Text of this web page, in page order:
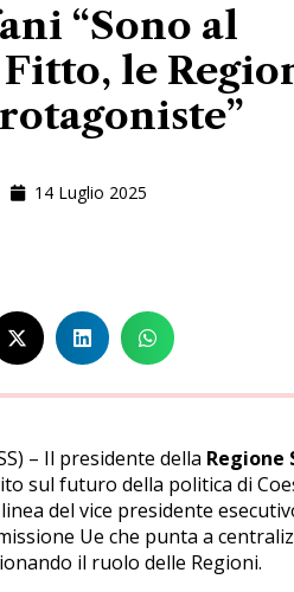
“Sono al
le
14 Luglio 2025
– Il presidente della Regione
sul futuro della politica di
del vice presidente
Ue che punta a
il ruolo delle Regioni.